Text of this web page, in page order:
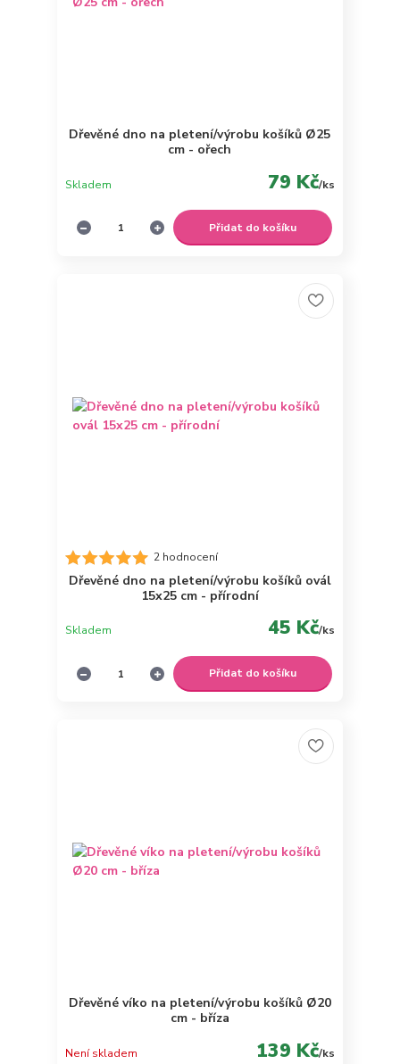
Dřevěné dno na pletení/výrobu košíků Ø25
cm - ořech
79 Kč/ks
Skladem
Přidat do košíku
2 hodnocení
Dřevěné dno na pletení/výrobu košíků ovál
15x25 cm - přírodní
45 Kč/ks
Skladem
Přidat do košíku
Dřevěné víko na pletení/výrobu košíků Ø20
cm - bříza
139 Kč/ks
Není skladem